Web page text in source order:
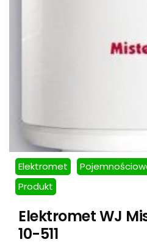
Elektromet
Produkt
Elektromet WJ
10-511